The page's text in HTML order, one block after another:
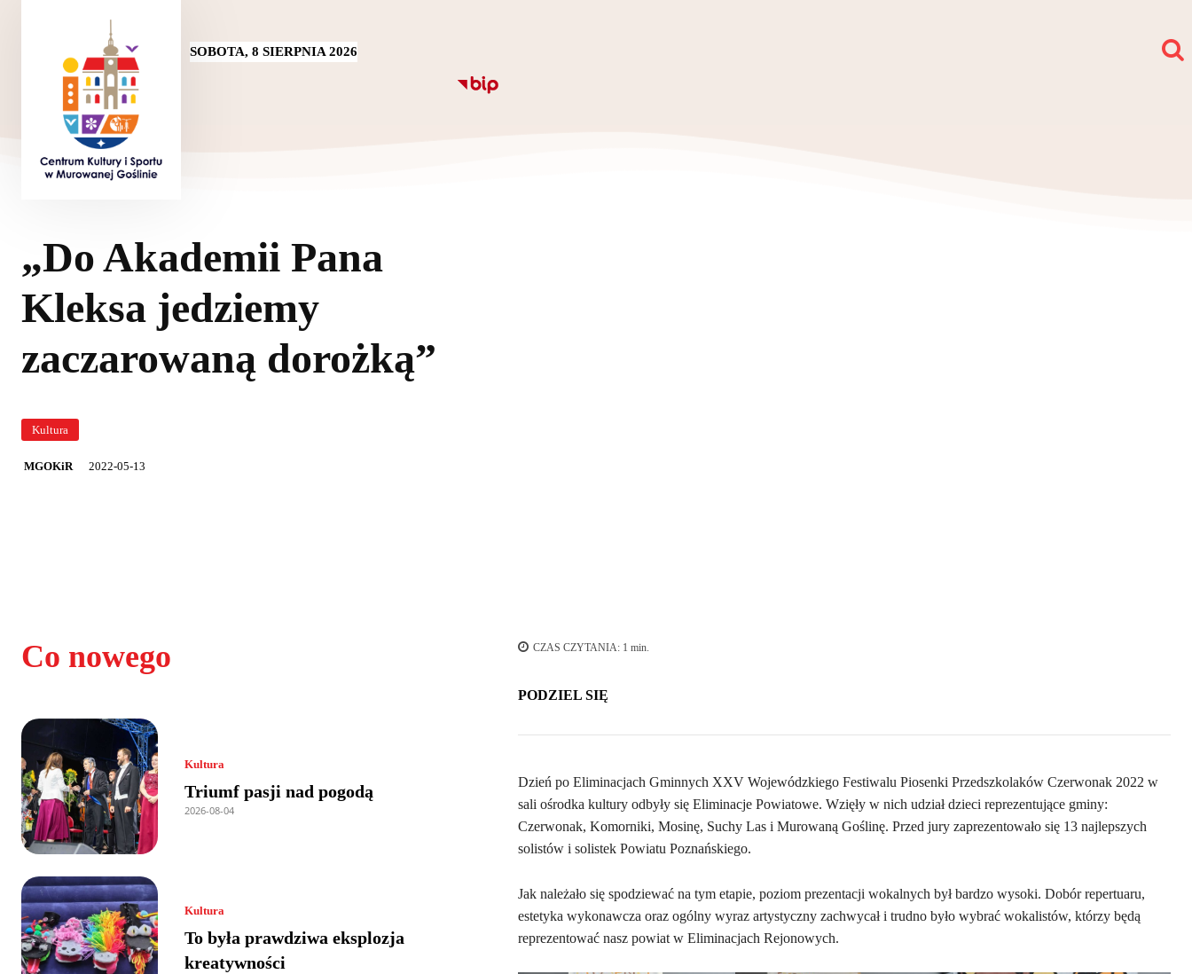
SOBOTA, 8 SIERPNIA 2026
„Do Akademii Pana
Kleksa jedziemy
zaczarowaną dorożką”
Kultura
MGOKiR 2022-05-13
Co nowego
Kultura
Triumf pasji nad pogodą
2026-08-04
Kultura
To była prawdziwa eksplozja
kreatywności
CZAS CZYTANIA: 1 min.
PODZIEL SIĘ
Dzień po Eliminacjach Gminnych XXV Wojewódzkiego Festiwalu Piosenki Przedszkolaków Czerwonak 2022 w
sali ośrodka kultury odbyły się Eliminacje Powiatowe. Wzięły w nich udział dzieci reprezentujące gminy:
Czerwonak, Komorniki, Mosinę, Suchy Las i Murowaną Goślinę. Przed jury zaprezentowało się 13 najlepszych
solistów i solistek Powiatu Poznańskiego.
Jak należało się spodziewać na tym etapie, poziom prezentacji wokalnych był bardzo wysoki. Dobór repertuaru,
estetyka wykonawcza oraz ogólny wyraz artystyczny zachwycał i trudno było wybrać wokalistów, którzy będą
reprezentować nasz powiat w Eliminacjach Rejonowych.